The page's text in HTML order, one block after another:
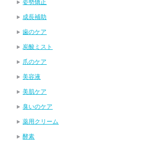
姿勢矯正
成長補助
歯のケア
炭酸ミスト
爪のケア
美容液
美肌ケア
臭いのケア
薬用クリーム
酵素